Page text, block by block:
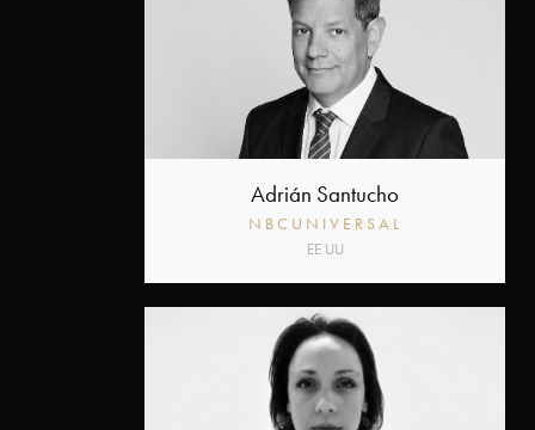
Adrián Santucho
NBCUNIVERSAL
EE UU